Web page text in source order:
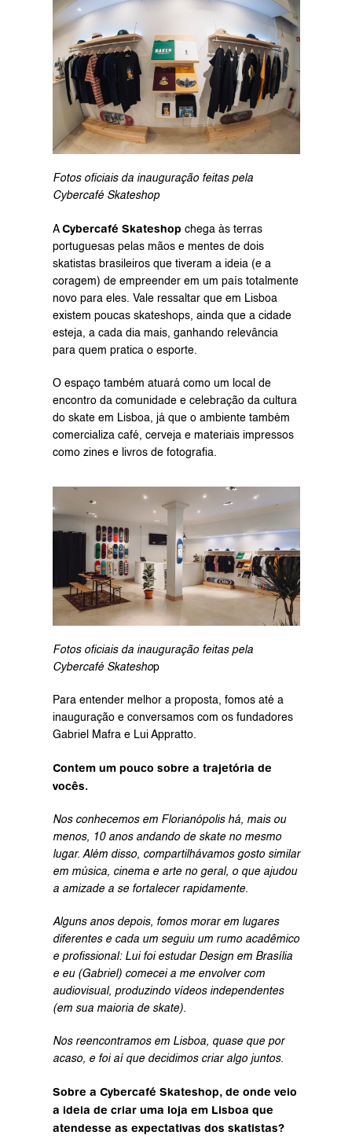
Fotos oficiais da inauguração feitas pela
Cybercafé Skateshop
A Cybercafé Skateshop chega às terras
portuguesas pelas mãos e mentes de dois
skatistas brasileiros que tiveram a ideia (e a
coragem) de empreender em um país totalmente
novo para eles. Vale ressaltar que em Lisboa
existem poucas skateshops, ainda que a cidade
esteja, a cada dia mais, ganhando relevância
para quem pratica o esporte.
O espaço também atuará como um local de
encontro da comunidade e celebração da cultura
do skate em Lisboa, já que o ambiente também
comercializa café, cerveja e materiais impressos
como zines e livros de fotografia.
Fotos oficiais da inauguração feitas pela
Cybercafé Skateshop
Para entender melhor a proposta, fomos até a
inauguração e conversamos com os fundadores
Gabriel Mafra e Lui Appratto.
Contem um pouco sobre a trajetória de
vocês.
Nos conhecemos em Florianópolis há, mais ou
menos, 10 anos andando de skate no mesmo
lugar. Além disso, compartilhávamos gosto similar
em música, cinema e arte no geral, o que ajudou
a amizade a se fortalecer rapidamente.
Alguns anos depois, fomos morar em lugares
diferentes e cada um seguiu um rumo acadêmico
e profissional: Lui foi estudar Design em Brasília
e eu (Gabriel) comecei a me envolver com
audiovisual, produzindo vídeos independentes
(em sua maioria de skate).
Nos reencontramos em Lisboa, quase que por
acaso, e foi aí que decidimos criar algo juntos.
Sobre a Cybercafé Skateshop, de onde veio
a ideia de criar uma loja em Lisboa que
atendesse as expectativas dos skatistas?